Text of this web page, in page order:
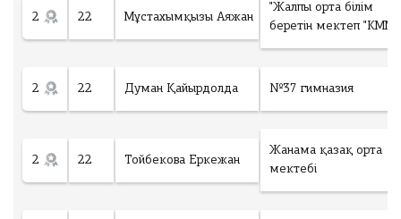
2 22 Мұстахымқызы Аяжан
"Жалпы орта білім
беретін мектеп "КММ
2 22 Думан Қайырдолда №37 гимназия
2 22 Тойбекова Еркежан
Жанама қазақ орта
мектебі